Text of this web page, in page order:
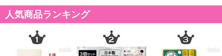
人気商品ランキング